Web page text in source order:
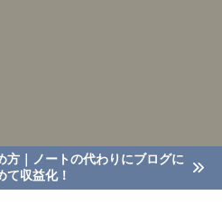
方｜ノートの代わりにブログに
て収益化！